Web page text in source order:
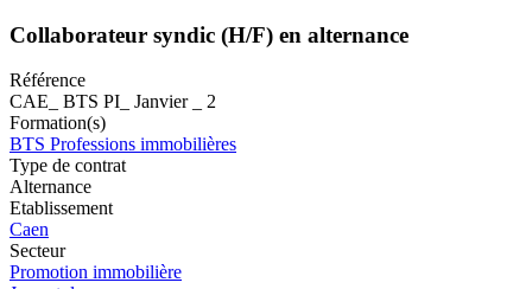
Collaborateur syndic (H/F) en alternance
Référence
CAE_ BTS PI_ Janvier _ 2
Formation(s)
BTS Professions immobilières
Type de contrat
Alternance
Etablissement
Caen
Secteur
Promotion immobilière